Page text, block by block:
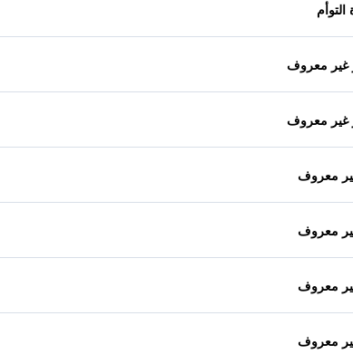
معروف
معروف
معروف
معروف